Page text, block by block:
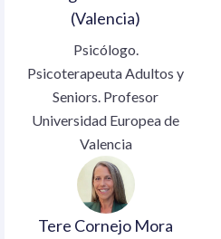
(Valencia)
Psicólogo.
Psicoterapeuta Adultos y
Seniors. Profesor
Universidad Europea de
Valencia
Tere Cornejo Mora